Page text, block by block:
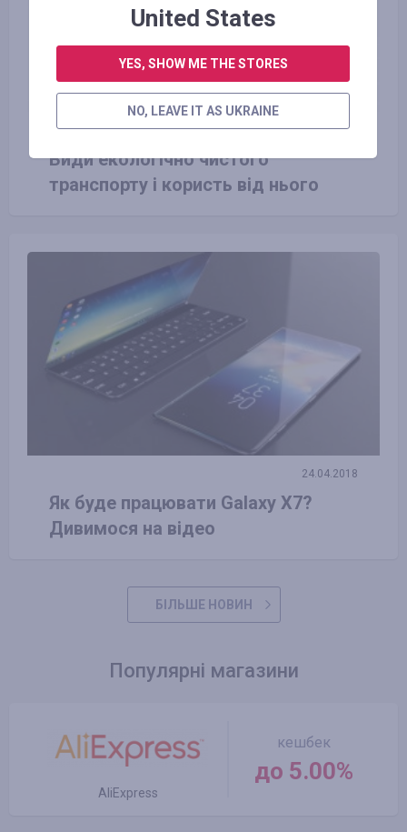
23.06.2016
Види екологічно чистого
транспорту і користь від нього
24.04.2018
Як буде працювати Galaxy X7?
Дивимося на відео
БІЛЬШЕ НОВИН
Популярні магазини
AliExpress
кешбек
до 5.00%
United States
YES, SHOW ME THE STORES
NO, LEAVE IT AS UKRAINE